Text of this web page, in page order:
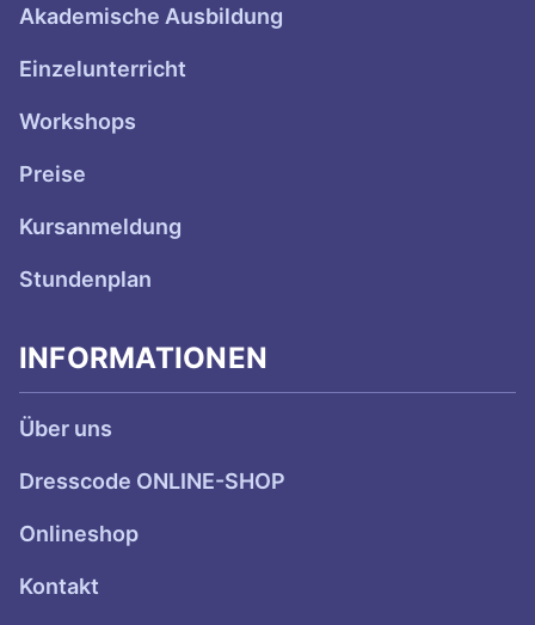
Akademische Ausbildung
Einzelunterricht
Workshops
Preise
Kursanmeldung
Stundenplan
INFORMATIONEN
Über uns
Dresscode ONLINE-SHOP
Onlineshop
Kontakt